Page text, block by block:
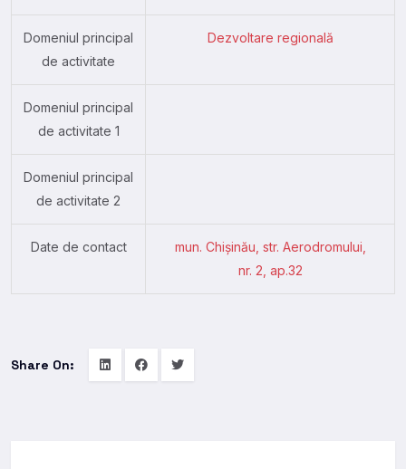
Domeniul principal
de activitate
Dezvoltare regională
Domeniul principal
de activitate 1
Domeniul principal
de activitate 2
Date de contact
mun. Chişinău, str. Aerodromului,
nr. 2, ap.32
Share On: